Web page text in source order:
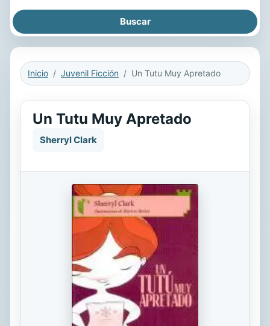
Inicio Juvenil Ficción Un Tutu Muy Apretado
Un Tutu Muy Apretado
Sherryl Clark